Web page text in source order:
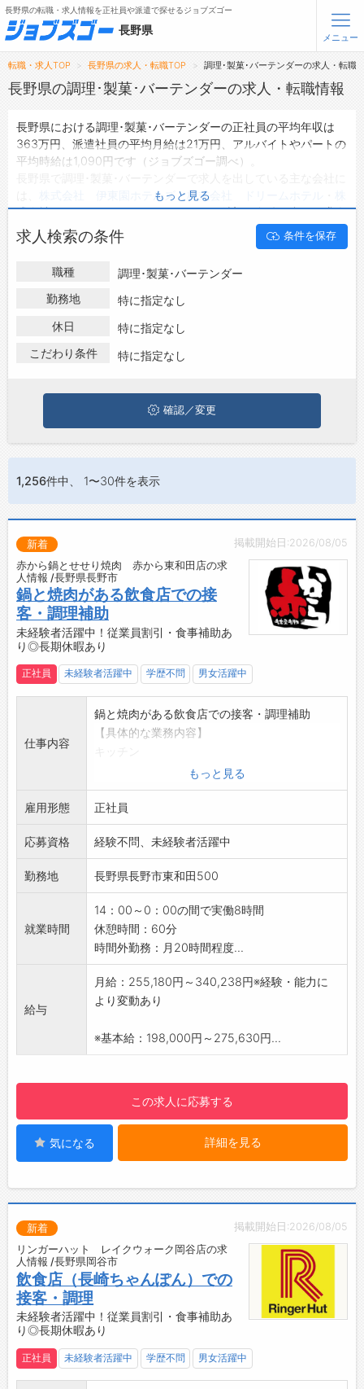
無料会員登録 ログイン
メニュー
トップ
タップで簡単に求人を探す
【初めての方へ】
長野県の求人検索で選ばれる理由
転職支援サービス
お問い合わせ
よくあるご質問
長野県の転職・求人情報を正社員や派遣で探せるジョブズゴー
長野県
メニュー
転職・求人TOP 長野県の求人・転職TOP 調理･製菓･バーテンダーの求人・転職
長野県の調理･製菓･バーテンダーの求人・転職情報
長野県における調理･製菓･バーテンダーの正社員の平均年収は
363万円、派遣社員の平均月給は21万円、アルバイトやパートの
平均時給は1,090円です（ジョブズゴー調べ）。
株式会社 伊東園ホテルズ ・ 株式会社 ドリームホテル
式会社デリクックちくまなどがあり、ご希望の条件に合った求人
を探すことできます。
長野県の地域密着型の求人サイトであるジョブズゴーでは長野県
の求人情報を516件取り扱っており、そのうち
353件、派遣社員の求人 は10件、 アルバイト・パートの求人
件です。
第二新卒から50代・60代以上の方の再就職も可能です。 長野県
で調理･製菓･バーテンダーの求人・転職情報を探している方は、
ぜひ興味のある職種に応募してみてくださいね。
もっと見る
求人検索の条件 条件を保存
職種
調理･製菓･バーテンダー
勤務地
特に指定なし
休日
特に指定なし
こだわり条件
特に指定なし
確認／変更
1,256件中、 1〜30件を表示
掲載開始日:2026/08/05
新着
赤から鍋とせせり焼肉 赤から東和田店の求
人情報 /長野県長野市
鍋と焼肉がある飲食店での接
客・調理補助
未経験者活躍中！従業員割引・食事補助あ
り◎長期休暇あり
正社員 未経験者活躍中 学歴不問 男女活躍中
仕事内容
鍋と焼肉がある飲食店での接客・調理補助
【具体的な業務内容】
・調理場での簡単な料理や洗い物、食品の仕込
み、盛り付けなど
ホール
・注文を受け料理を運んだり、レジ清算などの
接客業務
・テーブルの後片付けや清掃など
【おすすめポイント】
食事補助あり
【やりがい】
幅広い年代のお客様が来店します
【覚悟してほしいこと】
店舗間での異動が発生する可能性があります
また、簡単な調理を必要とするメニューにも挑
戦していただきます
【職場の雰囲気・社風】
全78席の店舗になります。
もっと見る
雇用形態 正社員
応募資格 経験不問、未経験者活躍中
勤務地 長野県長野市東和田500
就業時間
14：00～0：00の間で実働8時間
休憩時間：60分
時間外勤務：月20時間程度...
給与
月給：255,180円～340,238円※経験・能力に
より変動あり
※基本給：198,000円～275,630円...
この求人に応募する
気になる 詳細を見る
掲載開始日:2026/08/05
新着
リンガーハット レイクウォーク岡谷店の求
人情報 /長野県岡谷市
飲食店（長崎ちゃんぽん）での
接客・調理
未経験者活躍中！従業員割引・食事補助あ
り◎長期休暇あり
正社員 未経験者活躍中 学歴不問 男女活躍中